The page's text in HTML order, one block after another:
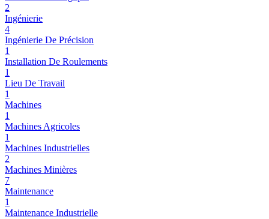
2
Ingénierie
4
Ingénierie De Précision
1
Installation De Roulements
1
Lieu De Travail
1
Machines
1
Machines Agricoles
1
Machines Industrielles
2
Machines Minières
7
Maintenance
1
Maintenance Industrielle